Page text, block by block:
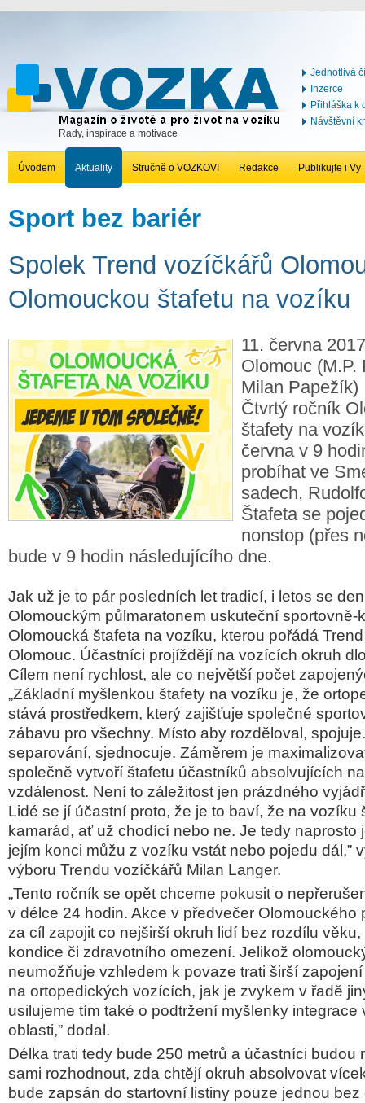
Rady, inspirace a motivace
Jednotlivá
Inzerce
Přihláška k
Návštěvní
Úvodem Aktuality Stručně o VOZKOVI Redakce Publikujte i Vy
Sport bez bariér
Spolek Trend vozíčkářů
Olomouckou štafetu na vozíku
11. června
Olomouc (M.P.
Milan Papežík)
Čtvrtý ročník
štafety na
června v 9
probíhat ve
sadech,
Štafeta se
nonstop (přes
bude v 9 hodin následujícího dne.
Jak už je to pár posledních let tradicí, i letos se
Olomouckým půlmaratonem uskuteční sportovně-
Olomoucká štafeta na vozíku, kterou pořádá
Olomouc. Účastníci projíždějí na vozících okruh
Cílem není rychlost, ale co největší počet
„Základní myšlenkou štafety na vozíku je, že
stává prostředkem, který zajišťuje společné
zábavu pro všechny. Místo aby rozděloval,
separování, sjednocuje. Záměrem je
společně vytvoří štafetu účastníků absolvujících
vzdálenost. Není to záležitost jen prázdného
Lidé se jí účastní proto, že je to baví, že na vozíku
kamarád, ať už chodící nebo ne. Je tedy naprosto
jejím konci můžu z vozíku vstát nebo pojedu dál,”
výboru Trendu vozíčkářů Milan Langer.
„Tento ročník se opět chceme pokusit o
v délce 24 hodin. Akce v předvečer Olomouckého
za cíl zapojit co nejširší okruh lidí bez rozdílu
kondice či zdravotního omezení. Jelikož
neumožňuje vzhledem k povaze trati širší
na ortopedických vozících, jak je zvykem v řadě
usilujeme tím také o podtržení myšlenky integrace
oblasti,” dodal.
Délka trati tedy bude 250 metrů a účastníci budou
sami rozhodnout, zda chtějí okruh absolvovat
bude zapsán do startovní listiny pouze jednou bez